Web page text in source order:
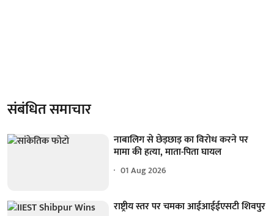
संबंधित समाचार
नाबालिग से छेड़छाड़ का विरोध करने पर
मामा की हत्या, माता-पिता घायल
01 Aug 2026
राष्ट्रीय स्तर पर चमका आईआईईएसटी शिवपुर